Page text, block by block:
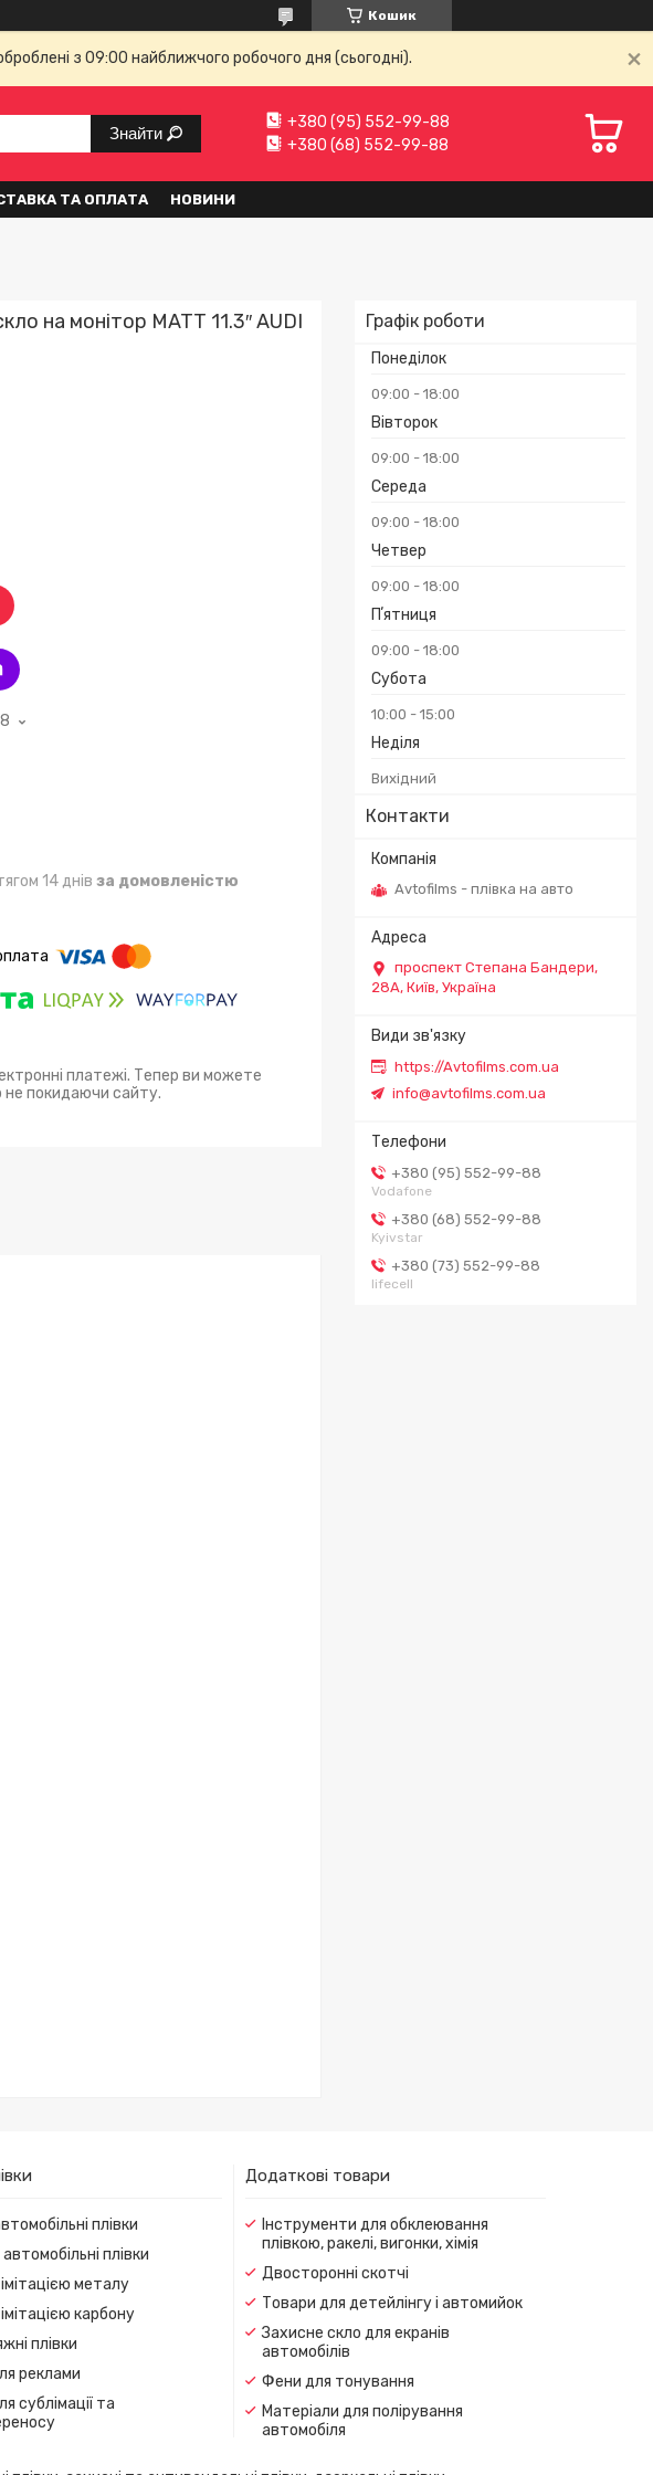
Кошик
з 09:00 найближчого робочого дня (сьогодні).
Знайти
+380 (95) 552-99-88
+380 (68) 552-99-88
ТА ОПЛАТА НОВИНИ
Графік роботи
Понеділок
09:00 18:00
Вівторок
09:00 18:00
Середа
09:00 18:00
Четвер
09:00 18:00
Пʼятниця
09:00 18:00
Субота
10:00 15:00
Неділя
Вихідний
Контакти
Avtofilms - плівка на авто
проспект Степана Бандери,
28А, Київ, Україна
https://Avtofilms.com.ua
info@avtofilms.com.ua
+380 (95) 552-99-88
Vodafone
+380 (68) 552-99-88
Kyivstar
+380 (73) 552-99-88
lifecell
на монітор MATT 11.3″ AUDI
14 днів за домовленістю
платежі. Тепер ви можете
не покидаючи сайту.
плівки
автомобільні плівки
імітацією металу
карбону
плівки
реклами
сублімації та
Додаткові товари
Інструменти для обклеювання
плівкою, ракелі, вигонки, хімія
Двосторонні скотчі
Товари для детейлінгу і автомийок
Захисне скло для екранів
автомобілів
Фени для тонування
Матеріали для полірування
автомобіля